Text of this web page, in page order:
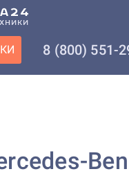
8 (800) 551-